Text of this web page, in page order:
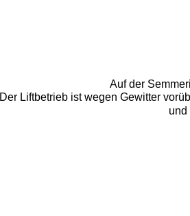
Auf der
Der Liftbetrieb ist wegen Gewitter